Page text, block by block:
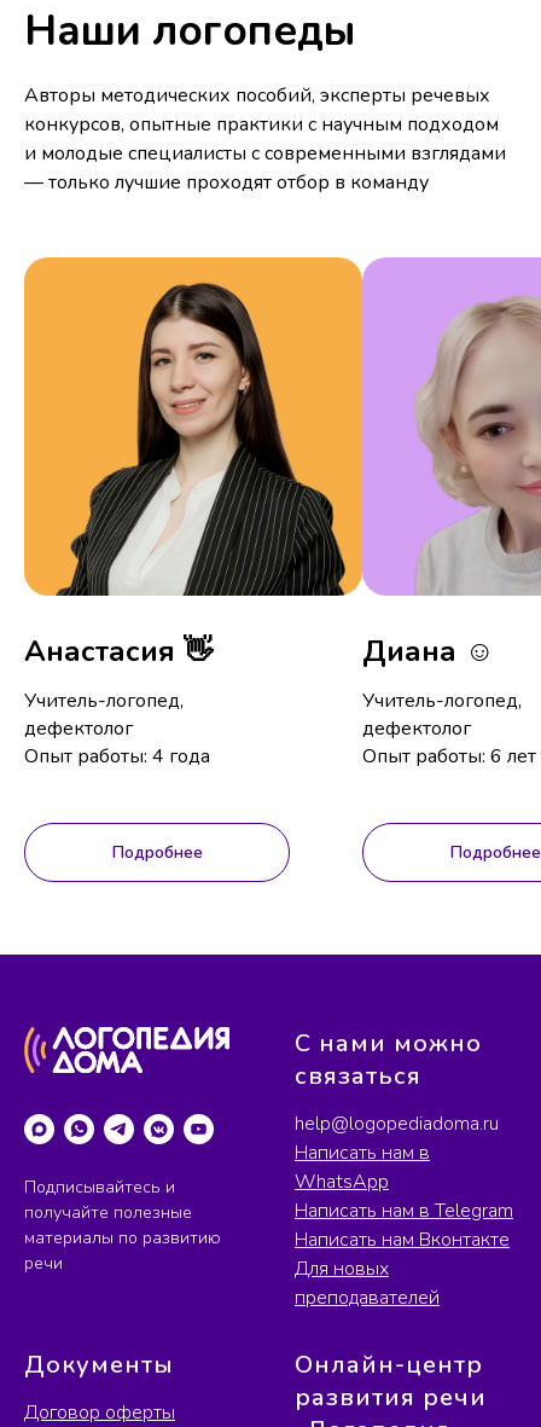
Наши логопеды
Авторы методических пособий, эксперты речевых
конкурсов, опытные практики с научным подходом
и молодые специалисты с современными взглядами
— только лучшие проходят отбор в команду
Анастасия 👋
Учитель-логопед,
дефектолог
Опыт работы: 4 года
Подробнее
Диана ☺️
Учитель-логопед,
дефектолог
Опыт работы: 6 лет
Подробнее
Подписывайтесь и
получайте полезные
материалы по развитию
речи
С нами можно
связаться
help@logopediadoma.ru
Написать нам в
WhatsApp
Написать нам в Telegram
Написать нам Вконтакте
Для новых
преподавателей
Документы
Договор оферты
Онлайн-центр
развития речи